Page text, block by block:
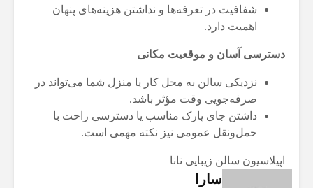
شفافیت در تعرفه‌ها و نداشتن هزینه‌های پنهان
اهمیت دارد.
دسترسی آسان و موقعیت مکانی
نزدیکی سالن به محل کار یا منزل شما می‌تواند در
صرفه‌جویی وقت مؤثر باشد.
داشتن جای پارک مناسب یا دسترسی راحت با
حمل‌ونقل عمومی نیز نکته مهمی است.
اپیلاسیون سالن زیبایی نانا
سارا